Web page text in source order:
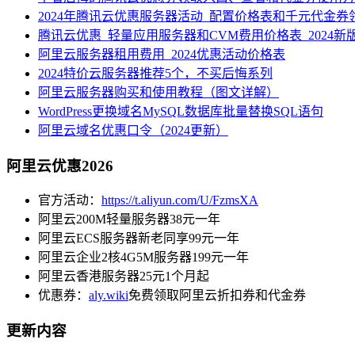
2024年腾讯云优惠服务器活动_配置价格表和千元代金券
腾讯云优惠_轻量应用服务器和CVM费用价格表_2024新
阿里云服务器租用费用_2024优惠活动价格表
2024特价云服务器推荐5个，不买后悔系列
阿里云服务器购买和使用教程（图文详解）
WordPress更换域名MySQL数据库批量替换SQL语句
阿里云域名优惠口令（2024更新）
阿里云优惠2026
官方活动： https://t.aliyun.com/U/FzmsXA
阿里云200M轻量服务器38元一年
阿里云ECS服务器新老同享99元一年
阿里云企业2核4G5M服务器199元一年
阿里云香港服务器25元1个月起
优惠券： aly.wiki免费领取阿里云折扣券和代金券
更新内容